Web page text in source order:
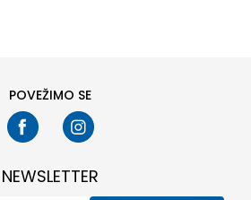
POVEŽIMO SE
NEWSLETTER